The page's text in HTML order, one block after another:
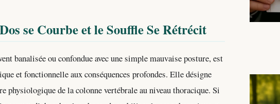
se Courbe et le Souffle Se Rétrécit
banalisée ou confondue avec une simple mauvaise posture, est
et fonctionnelle aux conséquences profondes. Elle désigne
physiologique de la colonne vertébrale au niveau thoracique. Si